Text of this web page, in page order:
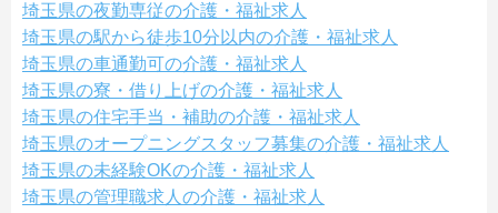
埼玉県の夜勤専従の介護・福祉求人
埼玉県の駅から徒歩10分以内の介護・福祉求人
埼玉県の車通勤可の介護・福祉求人
埼玉県の寮・借り上げの介護・福祉求人
埼玉県の住宅手当・補助の介護・福祉求人
埼玉県のオープニングスタッフ募集の介護・福祉求人
埼玉県の未経験OKの介護・福祉求人
埼玉県の管理職求人の介護・福祉求人